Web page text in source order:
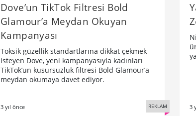
Dove’un TikTok Filtresi Bold
Glamour’a Meydan Okuyan
Kampanyası
Toksik güzellik standartlarına dikkat çekmek
isteyen Dove, yeni kampanyasıyla kadınları
TikTok’un kusursuzluk filtresi Bold Glamour’a
meydan okumaya davet ediyor.
3 yıl önce REKLAM 3